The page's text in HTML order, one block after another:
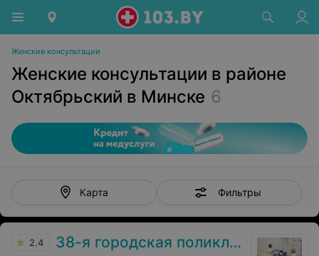
Женские консультации
Женские консультации в районе
Октябрьский в Минске 6
Карта Фильтры
2.4 38-я городская поликлиника